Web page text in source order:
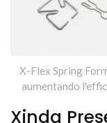
X-Flex Spring
aumentando
Xinda